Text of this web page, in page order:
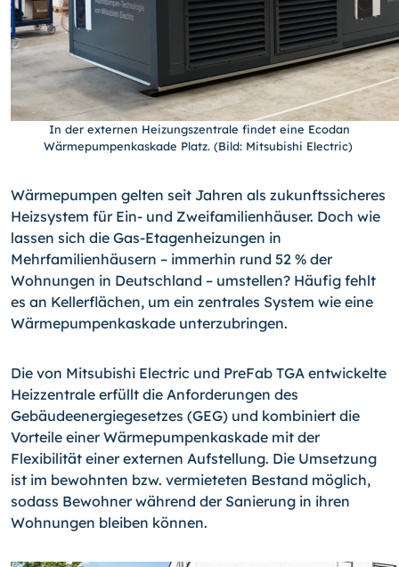
In der externen Heizungszentrale findet eine Ecodan
Wärmepumpenkaskade Platz. (Bild: Mitsubishi Electric)
Wärmepumpen gelten seit Jahren als zukunftssicheres
Heizsystem für Ein- und Zweifamilienhäuser. Doch wie
lassen sich die Gas-Etagenheizungen in
Mehrfamilienhäusern – immerhin rund 52 % der
Wohnungen in Deutschland – umstellen? Häufig fehlt
es an Kellerflächen, um ein zentrales System wie eine
Wärmepumpenkaskade unterzubringen.
Die von Mitsubishi Electric und PreFab TGA entwickelte
Heizzentrale erfüllt die Anforderungen des
Gebäudeenergiegesetzes (GEG) und kombiniert die
Vorteile einer Wärmepumpenkaskade mit der
Flexibilität einer externen Aufstellung. Die Umsetzung
ist im bewohnten bzw. vermieteten Bestand möglich,
sodass Bewohner während der Sanierung in ihren
Wohnungen bleiben können.